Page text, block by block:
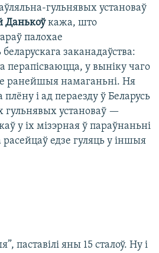
гульнявых установаў
кажа, што
палохае
заканадаўства:
перапісваюцца, у выніку чаго
ранейшыя намаганьні. Ня
плёну і ад пераезду ў Беларусь
гульнявых установаў —
у іх мізэрная ў параўнаньні
едзе гуляць у іншыя
паставілі яны 15 сталоў. Ну і